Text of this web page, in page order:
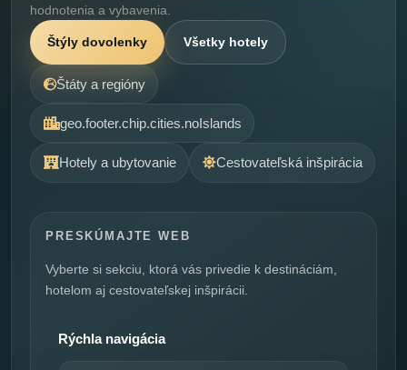
hodnotenia a vybavenia.
Štýly dovolenky Všetky hotely
Štáty a regióny
geo.footer.chip.cities.noIslands
Hotely a ubytovanie Cestovateľská inšpirácia
PRESKÚMAJTE WEB
Vyberte si sekciu, ktorá vás privedie k destináciám,
hotelom aj cestovateľskej inšpirácii.
Rýchla navigácia